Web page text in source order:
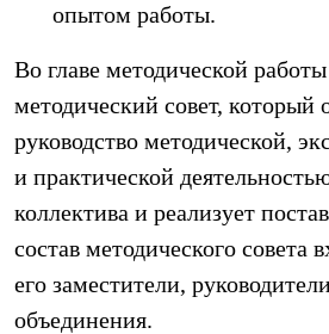
опытом работы.
Во главе методической
методический совет, который
руководство методической,
и практической
коллектива и реализует
состав методического совета
его заместители,
объединения.